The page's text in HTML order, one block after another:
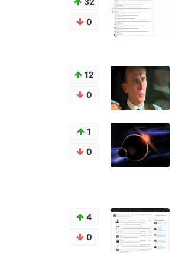
0
12
0
1
0
4
0